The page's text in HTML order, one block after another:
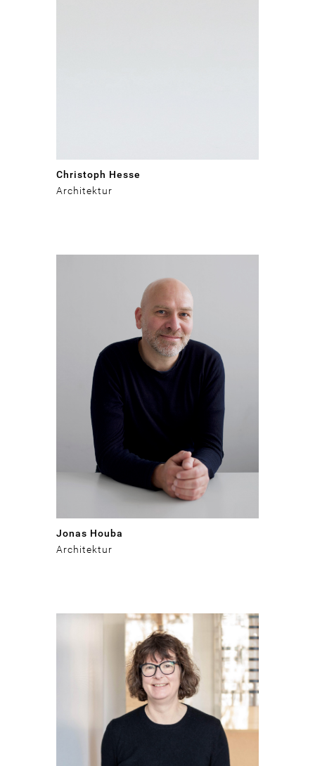
Christoph Hesse
Architektur
Jonas Houba
Architektur